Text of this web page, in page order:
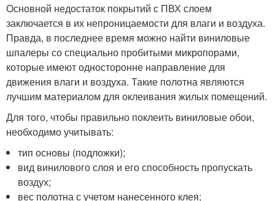
Основной недостаток покрытий с ПВХ слоем
заключается в их непроницаемости для влаги и воздуха.
Правда, в последнее время можно найти виниловые
шпалеры со специально пробитыми микропорами,
которые имеют односторонне направление для
движения влаги и воздуха. Такие полотна являются
лучшим материалом для оклеивания жилых помещений.
Для того, чтобы правильно поклеить виниловые обои,
необходимо учитывать:
тип основы (подложки);
вид винилового слоя и его способность пропускать
воздух;
вес полотна с учетом нанесенного клея;